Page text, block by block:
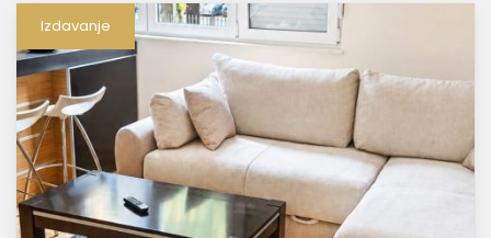
Izdavanje